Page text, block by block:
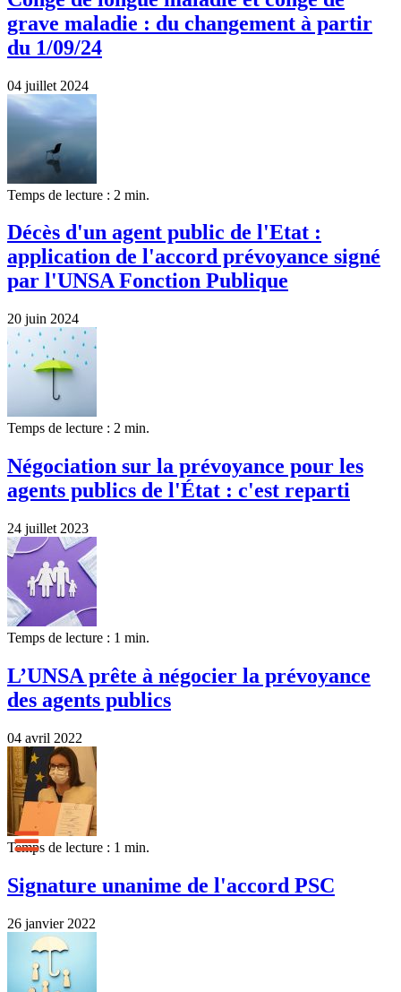
grave maladie : du changement à partir
du 1/09/24
04 juillet 2024
Temps de lecture : 2 min.
Décès d'un agent public de l'Etat :
application de l'accord prévoyance signé
par l'UNSA Fonction Publique
20 juin 2024
Temps de lecture : 2 min.
Négociation sur la prévoyance pour les
agents publics de l'État : c'est reparti
24 juillet 2023
Temps de lecture : 1 min.
L’UNSA prête à négocier la prévoyance
des agents publics
04 avril 2022
Temps de lecture : 1 min.
Signature unanime de l'accord PSC
26 janvier 2022